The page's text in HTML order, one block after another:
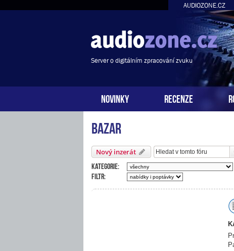
AUDIOZONE.CZ
Server o digitálním zpracování zvuku
NOVINKY RECENZE
Bazar
Nový inzerát
Kategorie:
Filtr: